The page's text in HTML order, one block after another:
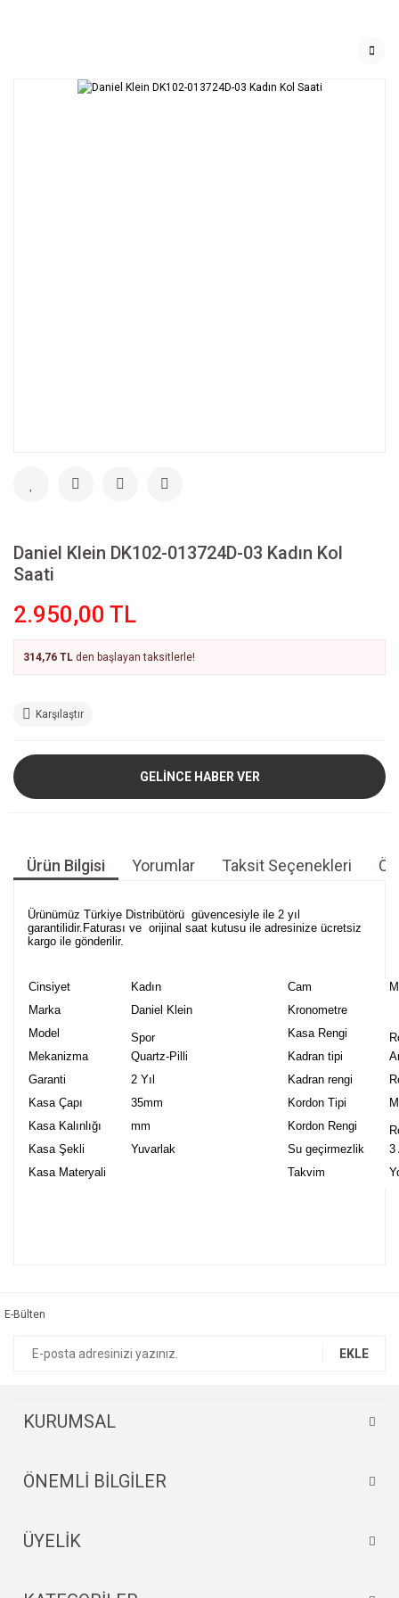
Daniel Klein DK102-013724D-03 Kadın Kol
Saati
2.950,00 TL
314,76 TL den başlayan taksitlerle!
Karşılaştır
GELİNCE HABER VER
Ürün Bilgisi Yorumlar Taksit Seçenekleri
Ürünümüz Türkiye Distribütörü güvencesiyle ile 2 yıl
garantilidir.Faturası ve orijinal saat kutusu ile adresinize ücretsiz
kargo ile gönderilir.
Cinsiyet Kadın Cam
Marka
Daniel Klein
Kronometre
Model
Spor Kasa Rengi
Mekanizma
Quartz-Pilli Kadran tipi
Garanti
2 Yıl Kadran rengi
Kasa Çapı
35mm Kordon Tipi
Kasa Kalınlığı
mm Kordon Rengi
Kasa Şekli
Yuvarlak Su geçirmezlik
3
Kasa Materyali
Takvim
Ürün fiyatı diğer sitelerden daha pahalı.
E-Bülten
EKLE
KURUMSAL
ÖNEMLİ BİLGİLER
ÜYELİK